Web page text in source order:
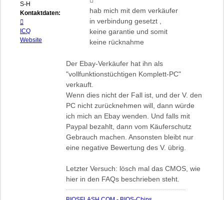
S-H
Kontaktdaten:
von
biosflash
ICQ
Website
hab mich mit dem verkäufer
in verbindung gesetzt ,
keine garantie und somit
keine rücknahme
Der Ebay-Verkäufer hat ihn als
"vollfunktionstüchtigen Komplett-PC"
verkauft.
Wenn dies nicht der Fall ist, und der V. den
PC nicht zurücknehmen will, dann würde
ich mich an Ebay wenden. Und falls mit
Paypal bezahlt, dann vom Käuferschutz
Gebrauch machen. Ansonsten bleibt nur
eine negative Bewertung des V. übrig.
Letzter Versuch: lösch mal das CMOS, wie
hier in den FAQs beschrieben steht.